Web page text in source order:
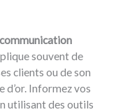
souvent de
clients ou de son
d’or. Informez vos
utilisant des outils